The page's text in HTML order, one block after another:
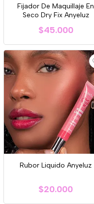
Fijador De Maquillaje En
Seco Dry Fix Anyeluz
$45.000
Rubor Liquido Anyeluz
$20.000